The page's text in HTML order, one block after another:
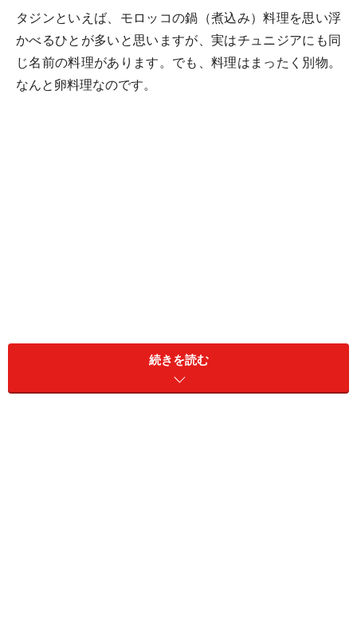
タジンといえば、モロッコの鍋（煮込み）料理を思い浮
かべるひとが多いと思いますが、実はチュニジアにも同
じ名前の料理があります。でも、料理はまったく別物。
なんと卵料理なのです。
チュニジアでタジンは前菜やおやつなどに食べられると
ても身近な料理ということもあり、種類はたくさん。ほ
続きを読む